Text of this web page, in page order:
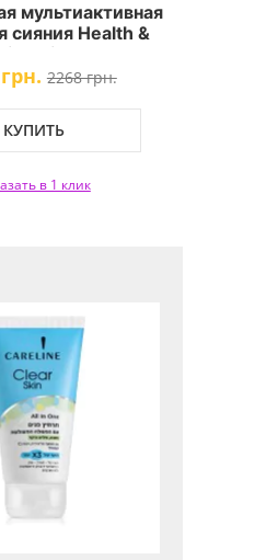
мультиактивная
сияния Health &
Active 24K Glow
Mask2268 грн.
КУПИТЬ
в 1 клик